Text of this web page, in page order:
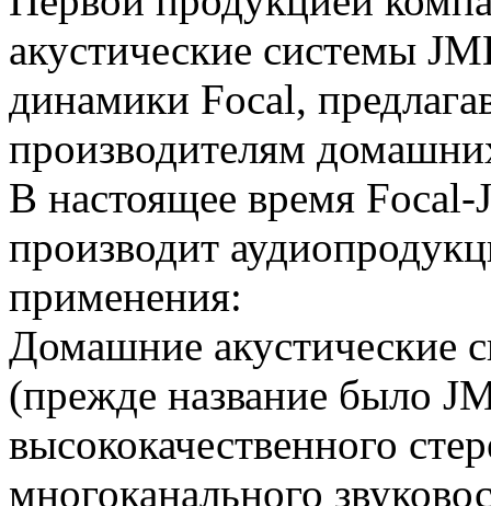
акустические системы
динамики Focal,
производителям
В настоящее время Focal-
производит
применения:
Домашние акустические
(прежде название было
высококачественного
многоканального